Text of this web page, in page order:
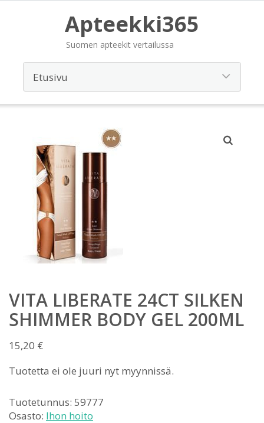
Apteekki365
Suomen apteekit vertailussa
VITA LIBERATE 24CT SILKEN
SHIMMER BODY GEL 200ML
15,20 €
Tuotetta ei ole juuri nyt myynnissä.
Tuotetunnus: 59777
Osasto: Ihon hoito